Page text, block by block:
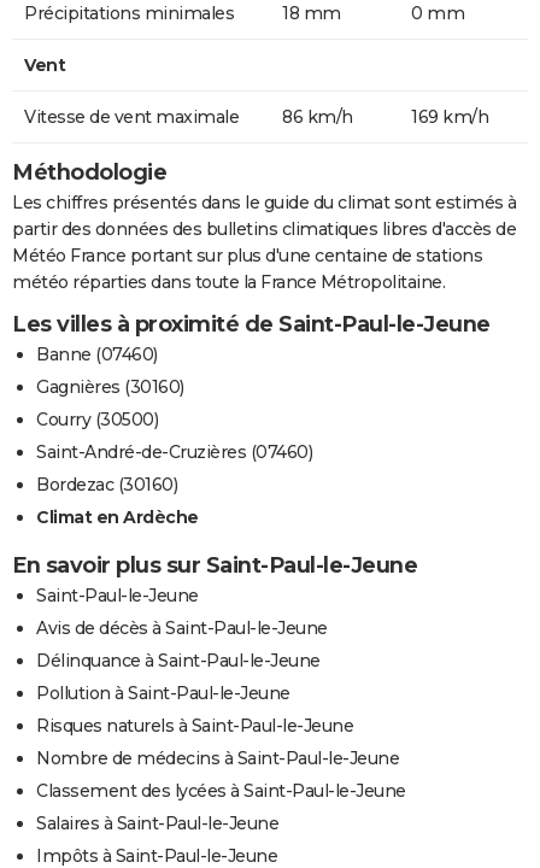
Précipitations minimales 18 mm 0 mm
Vent
Vitesse de vent maximale 86 km/h 169 km/h
Méthodologie
Les chiffres présentés dans le guide du climat sont estimés à
partir des données des bulletins climatiques libres d'accès de
Météo France portant sur plus d'une centaine de stations
météo réparties dans toute la France Métropolitaine.
Les villes à proximité de Saint-Paul-le-Jeune
Banne (07460)
Gagnières (30160)
Courry (30500)
Saint-André-de-Cruzières (07460)
Bordezac (30160)
Climat en Ardèche
En savoir plus sur Saint-Paul-le-Jeune
Saint-Paul-le-Jeune
Avis de décès à Saint-Paul-le-Jeune
Délinquance à Saint-Paul-le-Jeune
Pollution à Saint-Paul-le-Jeune
Risques naturels à Saint-Paul-le-Jeune
Nombre de médecins à Saint-Paul-le-Jeune
Classement des lycées à Saint-Paul-le-Jeune
Salaires à Saint-Paul-le-Jeune
Impôts à Saint-Paul-le-Jeune